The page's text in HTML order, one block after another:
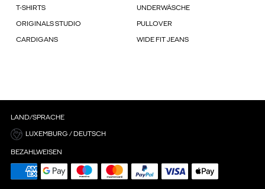
T-SHIRTS UNDERWÄSCHE
ORIGINALS STUDIO PULLOVER
CARDIGANS WIDE FIT JEANS
LAND/SPRACHE
LUXEMBURG / DEUTSCH
BEZAHLWEISEN